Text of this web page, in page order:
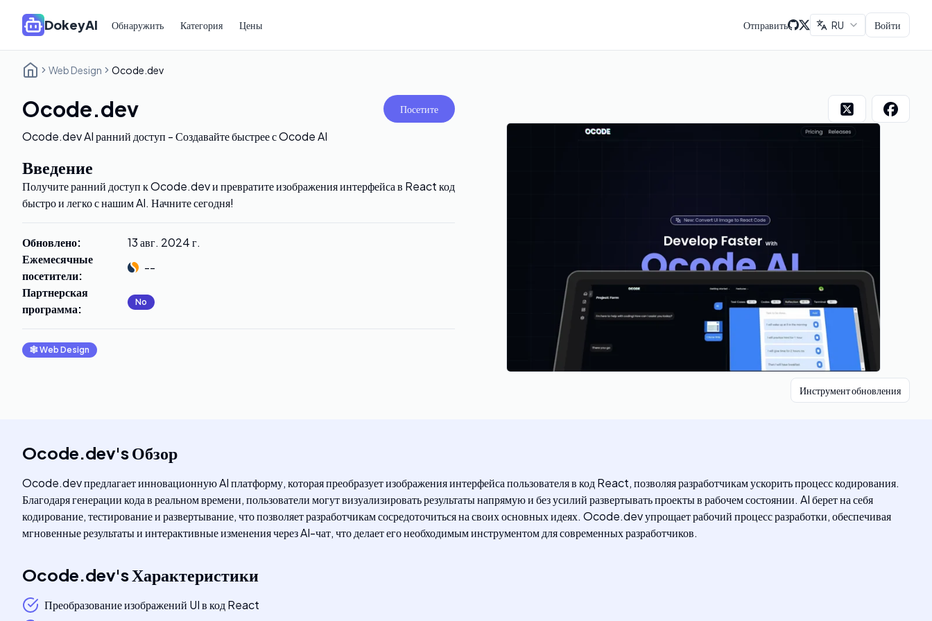
DokeyAI Обнаружить Категория Цены Отправить RU Войти
Web Design Ocode.dev
Ocode.dev Посетите
Ocode.dev AI ранний доступ - Создавайте быстрее с Ocode AI
Введение
Получите ранний доступ к Ocode.dev и превратите изображения интерфейса в React код
быстро и легко с нашим AI. Начните сегодня!
Обновлено:
13 авг. 2024 г.
Ежемесячные
посетители:
--
Партнерская
программа: No
🕸Web Design
Инструмент обновления
Ocode.dev'sОбзор
Ocode.dev предлагает инновационную AI платформу, которая преобразует изображения интерфейса пользователя в код React, позволяя разработчикам ускорить процесс кодирования.
Благодаря генерации кода в реальном времени, пользователи могут визуализировать результаты напрямую и без усилий развертывать проекты в рабочем состоянии. AI берет на себя
кодирование, тестирование и развертывание, что позволяет разработчикам сосредоточиться на своих основных идеях. Ocode.dev упрощает рабочий процесс разработки, обеспечивая
мгновенные результаты и интерактивные изменения через AI-чат, что делает его необходимым инструментом для современных разработчиков.
Ocode.dev'sХарактеристики
Преобразование изображений UI в код React